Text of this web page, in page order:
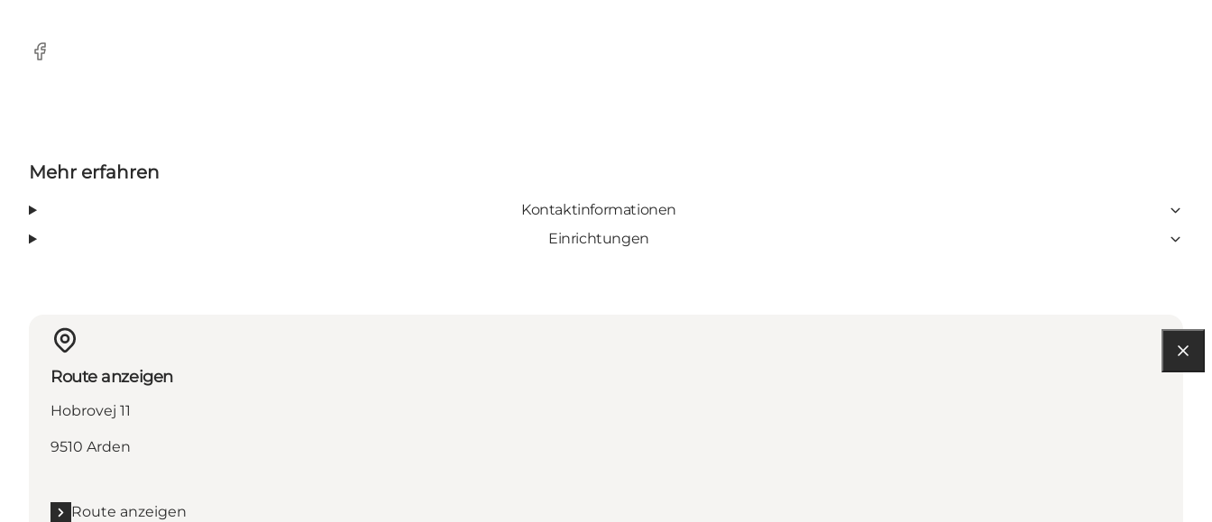
Facebook
Mehr erfahren
Kontaktinformationen
Einrichtungen
Route anzeigen
Hobrovej 11
9510 Arden
Route anzeigen